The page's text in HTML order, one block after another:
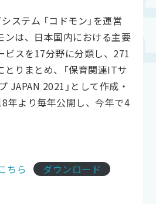
ステム 「コドモン」を運営
ンは、日本国内における主要
ビスを17分野に分類し、271
とりまとめ、「保育関連ITサ
JAPAN 2021」として作成・
年より毎年公開し、今年で4
ちら ダウンロード